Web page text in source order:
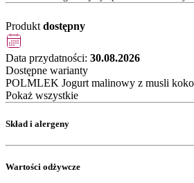
Produkt dostępny
Data przydatności: 30.08.2026
Dostępne warianty
POLMLEK Jogurt malinowy z musli
Pokaż wszystkie
Skład i alergeny
Wartości odżywcze